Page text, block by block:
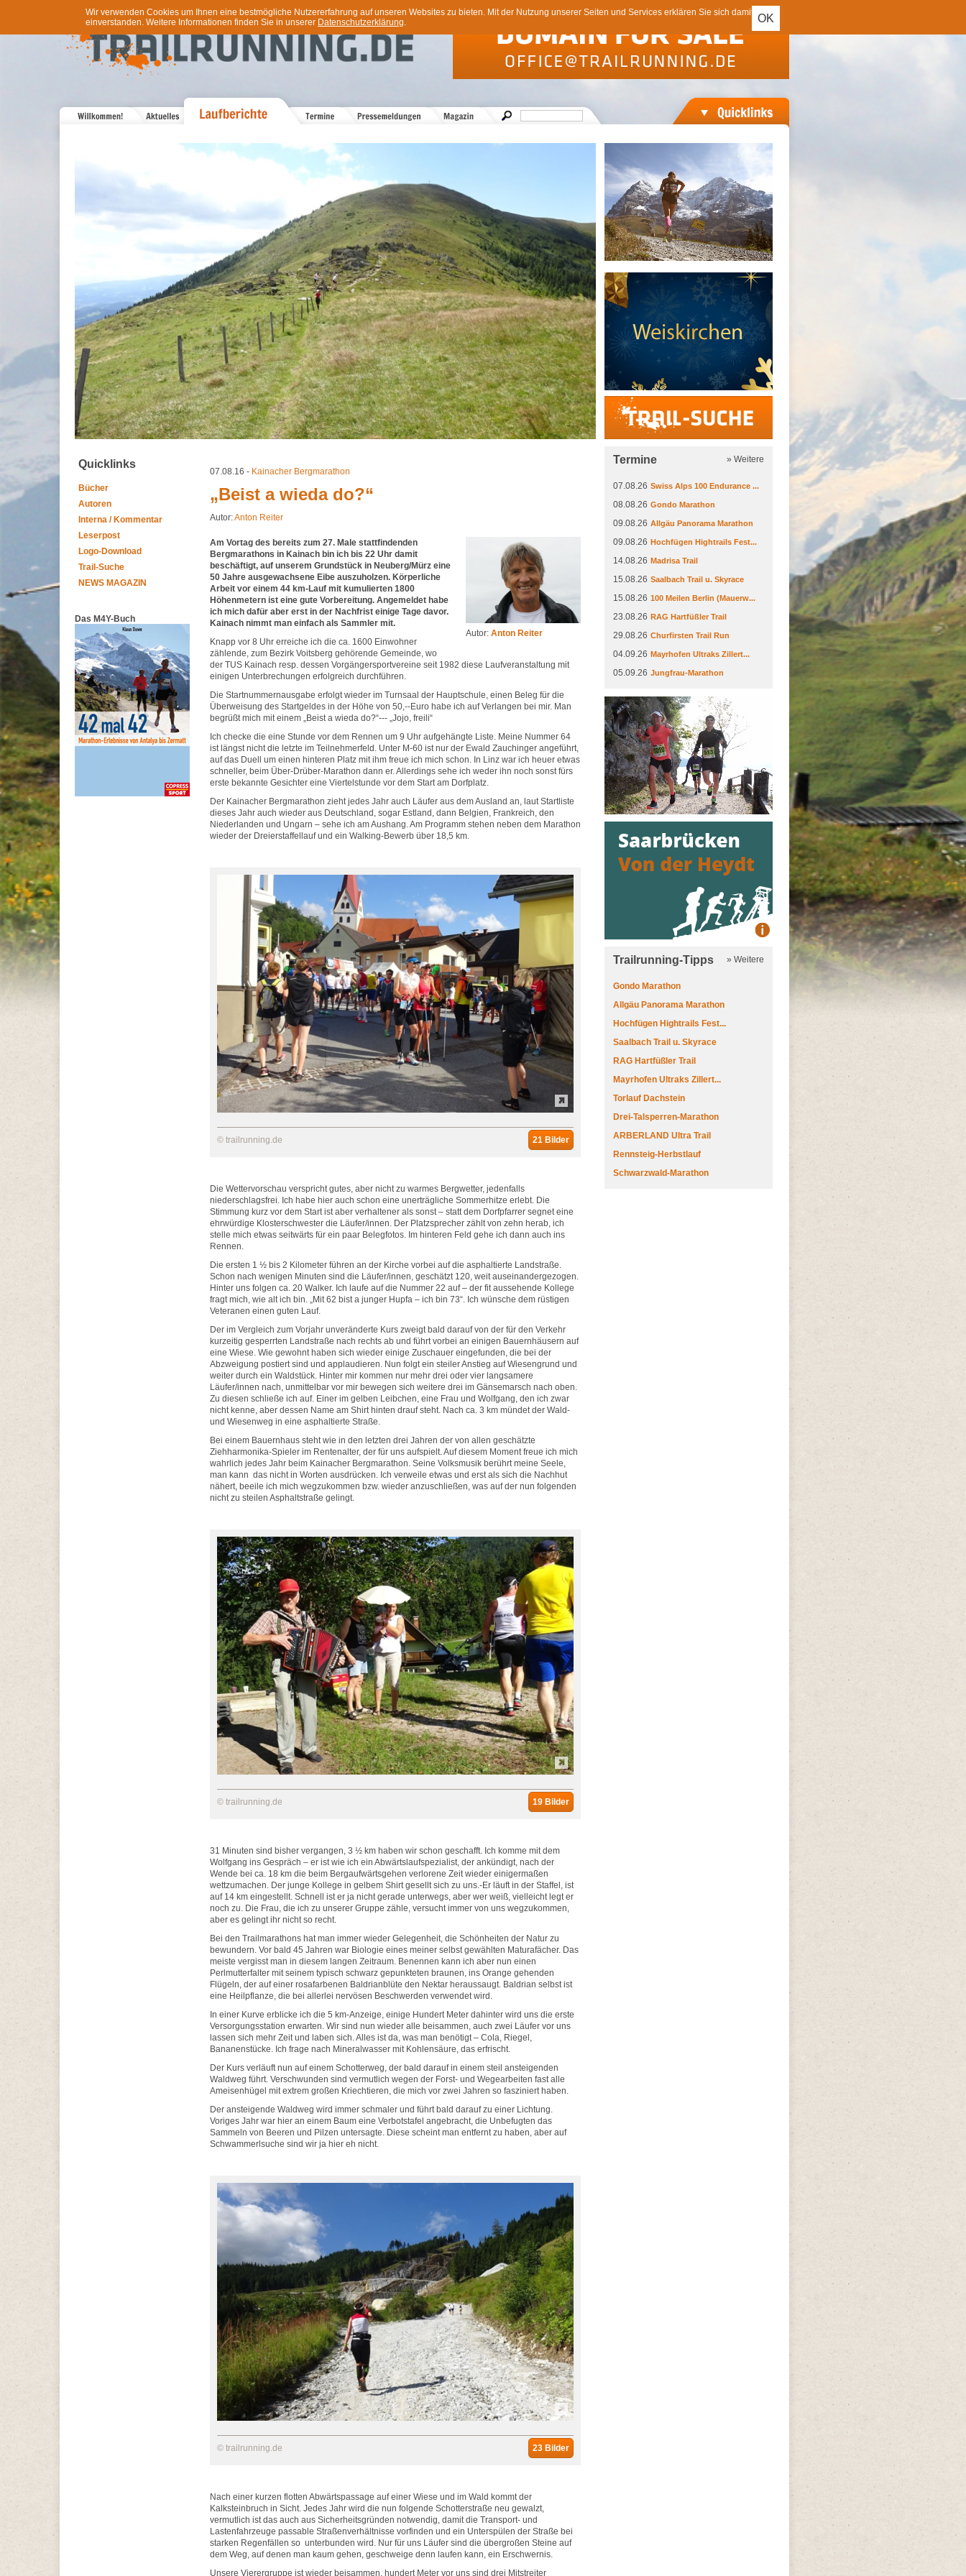
OK
Wir verwenden Cookies um Ihnen eine bestmögliche Nutzererfahrung auf unseren Websites zu bieten. Mit der Nutzung unserer Seiten und Services erklären Sie sich damit
einverstanden. Weitere Informationen finden Sie in unserer Datenschutzerklärung.
Quicklinks
Bücher
Autoren
Interna / Kommentar
Leserpost
Logo-Download
Trail-Suche
NEWS MAGAZIN
Das M4Y-Buch
07.08.16 - Kainacher Bergmarathon
„Beist a wieda do?“
Autor:Anton Reiter
Autor: Anton Reiter
Am Vortag des bereits zum 27. Male stattfindenden
Bergmarathons in Kainach bin ich bis 22 Uhr damit
beschäftigt, auf unserem Grundstück in Neuberg/Mürz eine
50 Jahre ausgewachsene Eibe auszuholzen. Körperliche
Arbeit vor einem 44 km-Lauf mit kumulierten 1800
Höhenmetern ist eine gute Vorbereitung. Angemeldet habe
ich mich dafür aber erst in der Nachfrist einige Tage davor.
Kainach nimmt man einfach als Sammler mit.
Knapp vor 8 Uhr erreiche ich die ca. 1600 Einwohner
zählende, zum Bezirk Voitsberg gehörende Gemeinde, wo
der TUS Kainach resp. dessen Vorgängersportvereine seit 1982 diese Laufveranstaltung mit
einigen Unterbrechungen erfolgreich durchführen.
Die Startnummernausgabe erfolgt wieder im Turnsaal der Hauptschule, einen Beleg für die
Überweisung des Startgeldes in der Höhe von 50,--Euro habe ich auf Verlangen bei mir. Man
begrüßt mich mit einem „Beist a wieda do?“--- „Jojo, freili“
Ich checke die eine Stunde vor dem Rennen um 9 Uhr aufgehängte Liste. Meine Nummer 64
ist längst nicht die letzte im Teilnehmerfeld. Unter M-60 ist nur der Ewald Zauchinger angeführt,
auf das Duell um einen hinteren Platz mit ihm freue ich mich schon. In Linz war ich heuer etwas
schneller, beim Über-Drüber-Marathon dann er. Allerdings sehe ich weder ihn noch sonst fürs
erste bekannte Gesichter eine Viertelstunde vor dem Start am Dorfplatz.
Der Kainacher Bergmarathon zieht jedes Jahr auch Läufer aus dem Ausland an, laut Startliste
dieses Jahr auch wieder aus Deutschland, sogar Estland, dann Belgien, Frankreich, den
Niederlanden und Ungarn – sehe ich am Aushang. Am Programm stehen neben dem Marathon
wieder der Dreierstaffellauf und ein Walking-Bewerb über 18,5 km.
© trailrunning.de 21 Bilder
Die Wettervorschau verspricht gutes, aber nicht zu warmes Bergwetter, jedenfalls
niederschlagsfrei. Ich habe hier auch schon eine unerträgliche Sommerhitze erlebt. Die
Stimmung kurz vor dem Start ist aber verhaltener als sonst – statt dem Dorfpfarrer segnet eine
ehrwürdige Klosterschwester die Läufer/innen. Der Platzsprecher zählt von zehn herab, ich
stelle mich etwas seitwärts für ein paar Belegfotos. Im hinteren Feld gehe ich dann auch ins
Rennen.
Die ersten 1 ½ bis 2 Kilometer führen an der Kirche vorbei auf die asphaltierte Landstraße.
Schon nach wenigen Minuten sind die Läufer/innen, geschätzt 120, weit auseinandergezogen.
Hinter uns folgen ca. 20 Walker. Ich laufe auf die Nummer 22 auf – der fit aussehende Kollege
fragt mich, wie alt ich bin. „Mit 62 bist a junger Hupfa – ich bin 73“. Ich wünsche dem rüstigen
Veteranen einen guten Lauf.
Der im Vergleich zum Vorjahr unveränderte Kurs zweigt bald darauf von der für den Verkehr
kurzeitig gesperrten Landstraße nach rechts ab und führt vorbei an einigen Bauernhäusern auf
eine Wiese. Wie gewohnt haben sich wieder einige Zuschauer eingefunden, die bei der
Abzweigung postiert sind und applaudieren. Nun folgt ein steiler Anstieg auf Wiesengrund und
weiter durch ein Waldstück. Hinter mir kommen nur mehr drei oder vier langsamere
Läufer/innen nach, unmittelbar vor mir bewegen sich weitere drei im Gänsemarsch nach oben.
Zu diesen schließe ich auf. Einer im gelben Leibchen, eine Frau und Wolfgang, den ich zwar
nicht kenne, aber dessen Name am Shirt hinten drauf steht. Nach ca. 3 km mündet der Wald-
und Wiesenweg in eine asphaltierte Straße.
Bei einem Bauernhaus steht wie in den letzten drei Jahren der von allen geschätzte
Ziehharmonika-Spieler im Rentenalter, der für uns aufspielt. Auf diesem Moment freue ich mich
wahrlich jedes Jahr beim Kainacher Bergmarathon. Seine Volksmusik berührt meine Seele,
man kann das nicht in Worten ausdrücken. Ich verweile etwas und erst als sich die Nachhut
nähert, beeile ich mich wegzukommen bzw. wieder anzuschließen, was auf der nun folgenden
nicht zu steilen Asphaltstraße gelingt.
© trailrunning.de 19 Bilder
31 Minuten sind bisher vergangen, 3 ½ km haben wir schon geschafft. Ich komme mit dem
Wolfgang ins Gespräch – er ist wie ich ein Abwärtslaufspezialist, der ankündigt, nach der
Wende bei ca. 18 km die beim Bergaufwärtsgehen verlorene Zeit wieder einigermaßen
wettzumachen. Der junge Kollege in gelbem Shirt gesellt sich zu uns.-Er läuft in der Staffel, ist
auf 14 km eingestellt. Schnell ist er ja nicht gerade unterwegs, aber wer weiß, vielleicht legt er
noch zu. Die Frau, die ich zu unserer Gruppe zähle, versucht immer von uns wegzukommen,
aber es gelingt ihr nicht so recht.
Bei den Trailmarathons hat man immer wieder Gelegenheit, die Schönheiten der Natur zu
bewundern. Vor bald 45 Jahren war Biologie eines meiner selbst gewählten Maturafächer. Das
meiste vergisst man in diesem langen Zeitraum. Benennen kann ich aber nun einen
Perlmutterfalter mit seinem typisch schwarz gepunkteten braunen, ins Orange gehenden
Flügeln, der auf einer rosafarbenen Baldrianblüte den Nektar heraussaugt. Baldrian selbst ist
eine Heilpflanze, die bei allerlei nervösen Beschwerden verwendet wird.
In einer Kurve erblicke ich die 5 km-Anzeige, einige Hundert Meter dahinter wird uns die erste
Versorgungsstation erwarten. Wir sind nun wieder alle beisammen, auch zwei Läufer vor uns
lassen sich mehr Zeit und laben sich. Alles ist da, was man benötigt – Cola, Riegel,
Bananenstücke. Ich frage nach Mineralwasser mit Kohlensäure, das erfrischt.
Der Kurs verläuft nun auf einem Schotterweg, der bald darauf in einem steil ansteigenden
Waldweg führt. Verschwunden sind vermutlich wegen der Forst- und Wegearbeiten fast alle
Ameisenhügel mit extrem großen Kriechtieren, die mich vor zwei Jahren so fasziniert haben.
Der ansteigende Waldweg wird immer schmaler und führt bald darauf zu einer Lichtung.
Voriges Jahr war hier an einem Baum eine Verbotstafel angebracht, die Unbefugten das
Sammeln von Beeren und Pilzen untersagte. Diese scheint man entfernt zu haben, aber auf
Schwammerlsuche sind wir ja hier eh nicht.
© trailrunning.de 23 Bilder
Nach einer kurzen flotten Abwärtspassage auf einer Wiese und im Wald kommt der
Kalksteinbruch in Sicht. Jedes Jahr wird die nun folgende Schotterstraße neu gewalzt,
vermutlich ist das auch aus Sicherheitsgründen notwendig, damit die Transport- und
Lastenfahrzeuge passable Straßenverhältnisse vorfinden und ein Unterspülen der Straße bei
starken Regenfällen so unterbunden wird. Nur für uns Läufer sind die übergroßen Steine auf
dem Weg, auf denen man kaum gehen, geschweige denn laufen kann, ein Erschwernis.
Unsere Vierergruppe ist wieder beisammen, hundert Meter vor uns sind drei Mitstreiter
Termine » Weitere
07.08.26 Swiss Alps 100 Endurance ...
08.08.26 Gondo Marathon
09.08.26 Allgäu Panorama Marathon
09.08.26 Hochfügen Hightrails Fest...
14.08.26 Madrisa Trail
15.08.26 Saalbach Trail u. Skyrace
15.08.26 100 Meilen Berlin (Mauerw...
23.08.26 RAG Hartfüßler Trail
29.08.26 Churfirsten Trail Run
04.09.26 Mayrhofen Ultraks Zillert...
05.09.26 Jungfrau-Marathon
Trailrunning-Tipps » Weitere
Gondo Marathon
Allgäu Panorama Marathon
Hochfügen Hightrails Fest...
Saalbach Trail u. Skyrace
RAG Hartfüßler Trail
Mayrhofen Ultraks Zillert...
Torlauf Dachstein
Drei-Talsperren-Marathon
ARBERLAND Ultra Trail
Rennsteig-Herbstlauf
Schwarzwald-Marathon